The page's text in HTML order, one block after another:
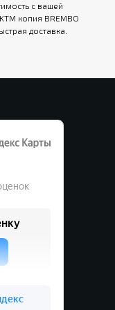
с вашей
копия BREMBO
доставка.